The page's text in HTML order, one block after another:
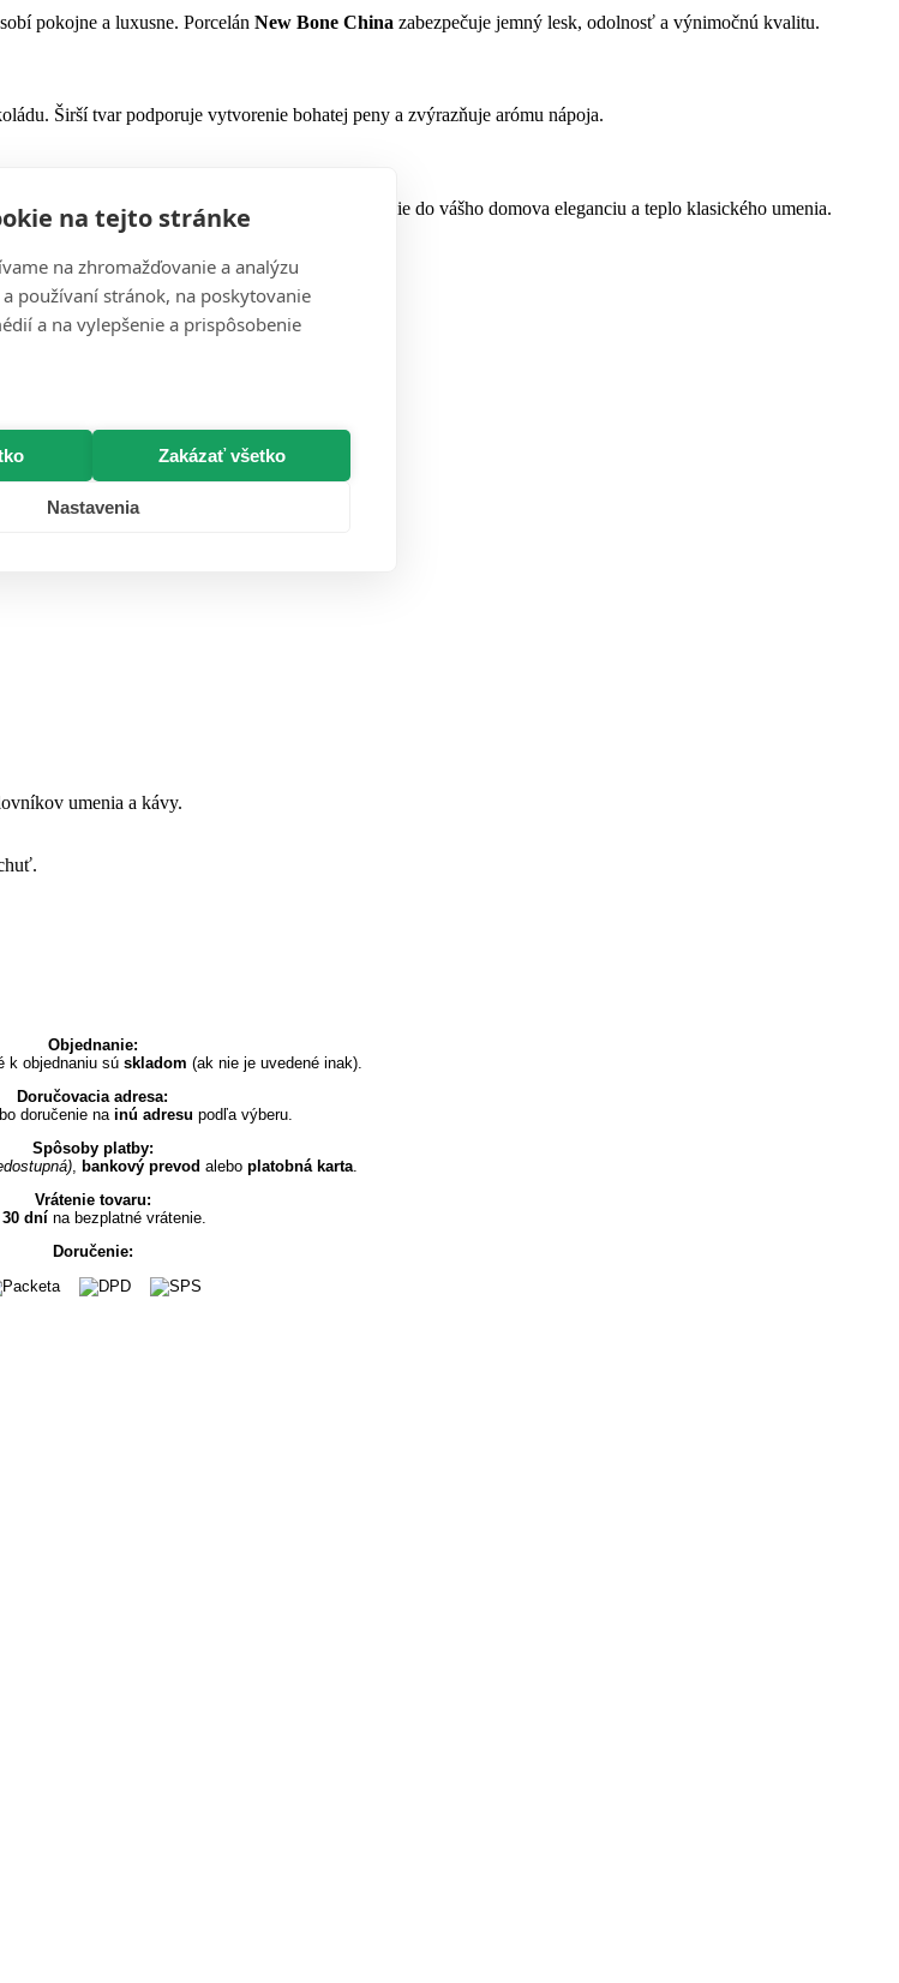
na tejto stránke
na zhromažďovanie a analýzu
používaní stránok, na poskytovanie
a na vylepšenie a prispôsobenie
Zakázať všetko
Nastavenia
pokojne a luxusne. Porcelán New Bone China zabezpečuje jemný lesk, odolnosť a výnimočnú kvalitu.
Širší tvar podporuje vytvorenie bohatej peny a zvýrazňuje arómu nápoja.
štýlu a kvalitnej kávy. Motív Bozk Brown vnesie do vášho domova eleganciu a teplo klasického umenia.
umenia a kávy.
Objednanie:
k objednaniu sú skladom (ak nie je uvedené inak).
Doručovacia adresa:
doručenie nainú adresu podľa výberu.
Spôsoby platby:
, bankový prevod alebo platobná karta.
Vrátenie tovaru:
dní na bezplatné vrátenie.
Doručenie: